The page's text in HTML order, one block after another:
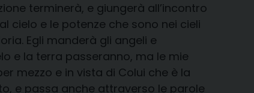
terminerà, e giungerà all’incontro
cielo e le potenze che sono nei cieli
Egli manderà gli angeli e
e la terra passeranno, ma le mie
mezzo e in vista di Colui che è la
e passa anche attraverso le parole